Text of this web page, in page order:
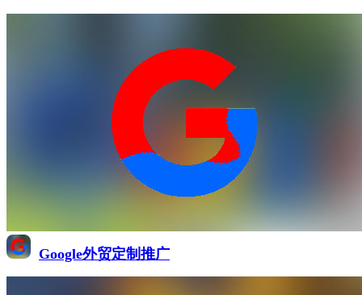
Google外贸定制推广